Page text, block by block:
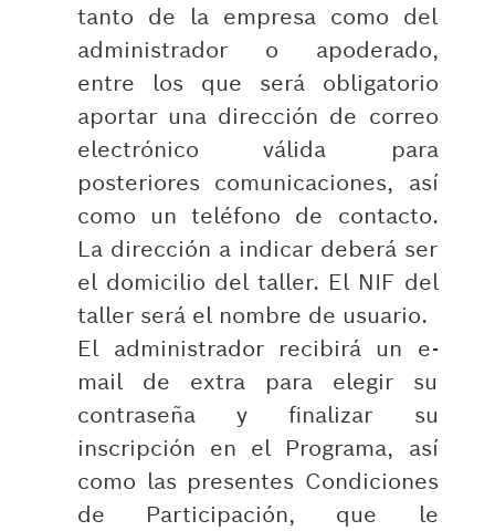
tanto de la empresa como del
administrador o apoderado,
entre los que será obligatorio
aportar una dirección de correo
electrónico válida para
posteriores comunicaciones, así
como un teléfono de contacto.
La dirección a indicar deberá ser
el domicilio del taller. El NIF del
taller será el nombre de usuario.
El administrador recibirá un e-
mail de extra para elegir su
contraseña y finalizar su
inscripción en el Programa, así
como las presentes Condiciones
de Participación, que le